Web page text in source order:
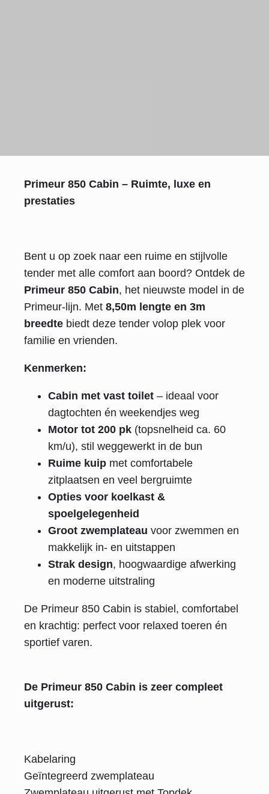
Primeur 850 Cabin – Ruimte, luxe en
prestaties
Bent u op zoek naar een ruime en stijlvolle
tender met alle comfort aan boord? Ontdek de
Primeur 850 Cabin, het nieuwste model in de
Primeur-lijn. Met 8,50m lengte en 3m
breedte biedt deze tender volop plek voor
familie en vrienden.
Kenmerken:
Cabin met vast toilet – ideaal voor
dagtochten én weekendjes weg
Motor tot 200 pk (topsnelheid ca. 60
km/u), stil weggewerkt in de bun
Ruime kuip met comfortabele
zitplaatsen en veel bergruimte
Opties voor koelkast &
spoelgelegenheid
Groot zwemplateau voor zwemmen en
makkelijk in- en uitstappen
Strak design, hoogwaardige afwerking
en moderne uitstraling
De Primeur 850 Cabin is stabiel, comfortabel
en krachtig: perfect voor relaxed toeren én
sportief varen.
De Primeur 850 Cabin is zeer compleet
uitgerust:
Kabelaring
Geïntegreerd zwemplateau